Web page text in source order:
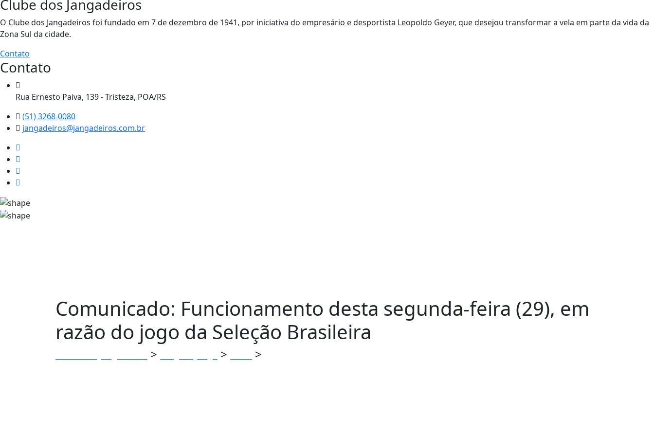
Clube dos Jangadeiros
O Clube dos Jangadeiros foi fundado em 7 de dezembro de 1941, por iniciativa do empresário e desportista Leopoldo Geyer, que desejou transformar a vela em parte da vida da
Zona Sul da cidade.
Contato
Contato
Rua Ernesto Paiva, 139 - Tristeza, POA/RS
(51) 3268-0080
jangadeiros@jangadeiros.com.br
Comunicado: Funcionamento desta segunda-feira (29), em
razão do jogo da Seleção Brasileira
> > >